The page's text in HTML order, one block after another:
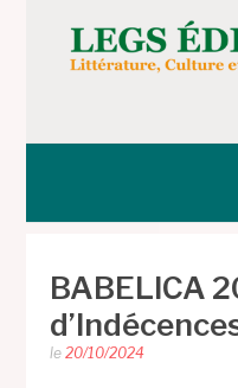
contenuLEGS
BABELICA
le20/10/2024